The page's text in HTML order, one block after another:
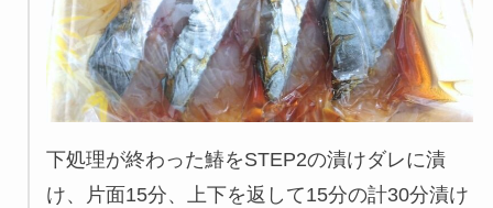
下処理が終わった鰆をSTEP2の漬けダレに漬
け、片面15分、上下を返して15分の計30分漬け